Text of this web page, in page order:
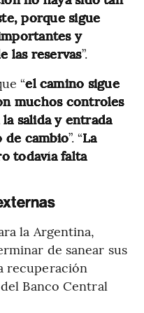
porque sigue
y
las reservas”.
“el camino sigue
muchos controles
salida y entrada
de cambio”. “La
todavía falta
la Argentina,
de sanear sus
recuperación
Banco Central